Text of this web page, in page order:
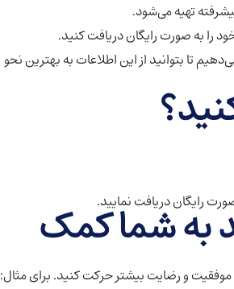
تهیه می‌شود.
را به صورت رایگان دریافت کنید.
تا بتوانید از این اطلاعات به بهترین نحو
رایگان دریافت نمایید.
به شما کمک
موفقیت و رضایت بیشتر حرکت کنید. برای مثال: